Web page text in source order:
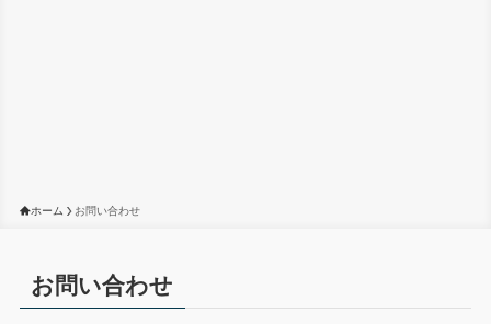
ホーム お問い合わせ
お問い合わせ